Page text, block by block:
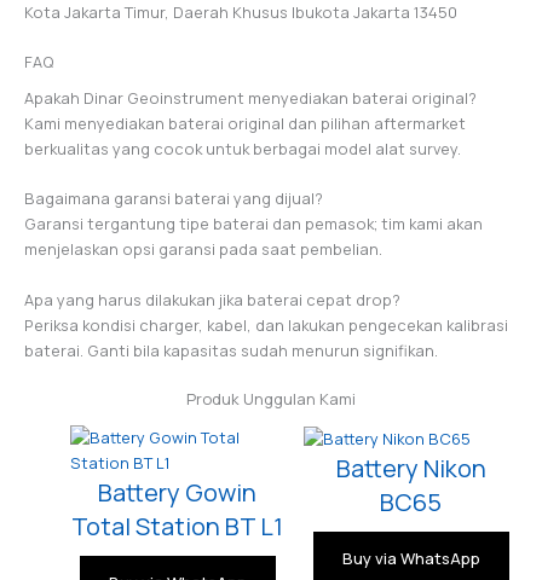
Kota Jakarta Timur, Daerah Khusus Ibukota Jakarta 13450
FAQ
Apakah Dinar Geoinstrument menyediakan baterai original?
Kami menyediakan baterai original dan pilihan aftermarket
berkualitas yang cocok untuk berbagai model alat survey.
Bagaimana garansi baterai yang dijual?
Garansi tergantung tipe baterai dan pemasok; tim kami akan
menjelaskan opsi garansi pada saat pembelian.
Apa yang harus dilakukan jika baterai cepat drop?
Periksa kondisi charger, kabel, dan lakukan pengecekan kalibrasi
baterai. Ganti bila kapasitas sudah menurun signifikan.
Produk Unggulan Kami
Battery Gowin
Total Station BT L1
Battery Nikon
BC65
Buy via WhatsApp